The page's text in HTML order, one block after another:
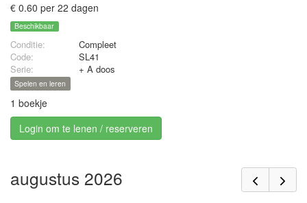
€ 0.60 per 22 dagen
Beschikbaar
Conditie:
Compleet
Code:
SL41
Serie:
+ A doos
Spelen en leren
1 boekje
Login om te lenen / reserveren
augustus 2026